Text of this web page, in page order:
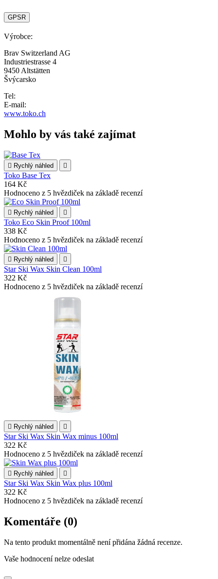
GPSR
Výrobce:
Brav Switzerland AG
Industriestrasse 4
9450 Altstätten
Švýcarsko
Tel:
E-mail:
www.toko.ch
Mohlo by vás také zajímat
 Rychlý náhled 
Toko Base Tex
164 Kč
Hodnoceno z 5 hvězdiček na základě recenzí
 Rychlý náhled 
Toko Eco Skin Proof 100ml
338 Kč
Hodnoceno z 5 hvězdiček na základě recenzí
 Rychlý náhled 
Star Ski Wax Skin Clean 100ml
322 Kč
Hodnoceno z 5 hvězdiček na základě recenzí
 Rychlý náhled 
Star Ski Wax Skin Wax minus 100ml
322 Kč
Hodnoceno z 5 hvězdiček na základě recenzí
 Rychlý náhled 
Star Ski Wax Skin Wax plus 100ml
322 Kč
Hodnoceno z 5 hvězdiček na základě recenzí
Komentáře (0)
Na tento produkt momentálně není přidána žádná recenze.
Vaše hodnocení nelze odeslat